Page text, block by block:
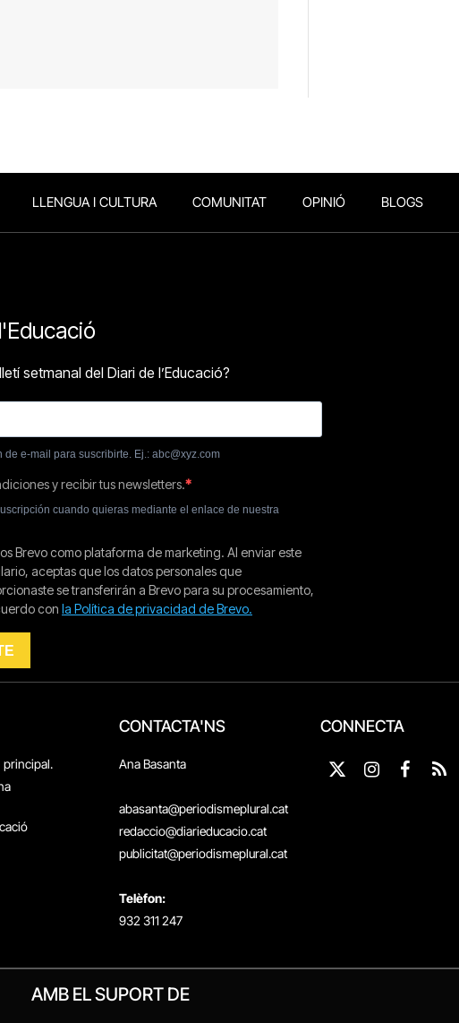
LLENGUA I CULTURA COMUNITAT OPINIÓ BLOGS
principal.
CONTACTA'NS
Ana Basanta
abasanta@periodismeplural.cat
redaccio@diarieducacio.cat
publicitat@periodismeplural.cat
Telèfon:
932 311 247
CONNECTA
X
Instagram
Facebook
RSS
AMB EL SUPORT DE